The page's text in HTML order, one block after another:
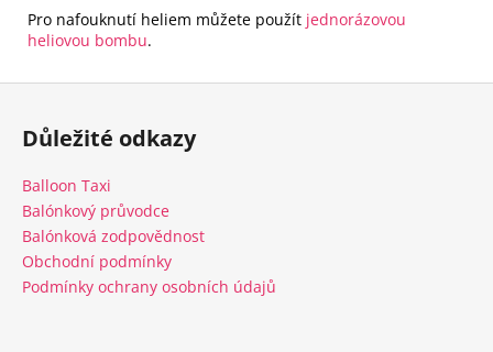
Pro nafouknutí heliem můžete použít jednorázovou
heliovou bombu.
Z
Důležité odkazy
Balloon Taxi
Balónkový průvodce
Balónková zodpovědnost
Obchodní podmínky
Podmínky ochrany osobních údajů